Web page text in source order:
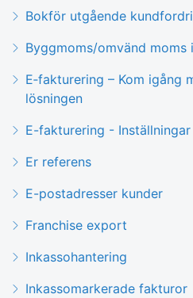
Bokför utgående
Byggmoms/omvänd moms
E‑fakturering – Kom igång
lösningen
E-fakturering - Inställningar
Er referens
E-postadresser kunder
Franchise export
Inkassohantering
Inkassomarkerade fakturor